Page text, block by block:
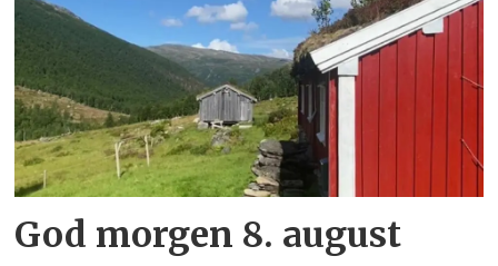
God morgen 8. august